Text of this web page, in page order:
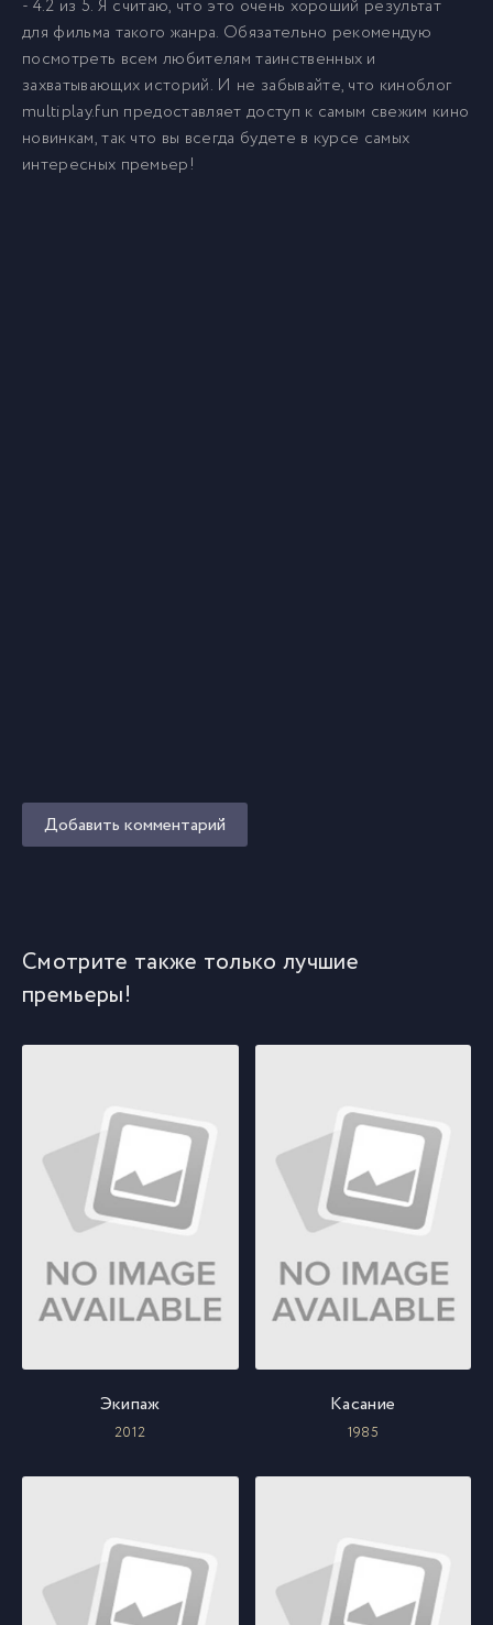
- 4.2 из 5. Я считаю, что это очень хороший результат
для фильма такого жанра. Обязательно рекомендую
посмотреть всем любителям таинственных и
захватывающих историй. И не забывайте, что киноблог
multiplay.fun предоставляет доступ к самым свежим кино
новинкам, так что вы всегда будете в курсе самых
интересных премьер!
Добавить комментарий
Смотрите также только лучшие
премьеры!
Экипаж
2012
Касание
1985